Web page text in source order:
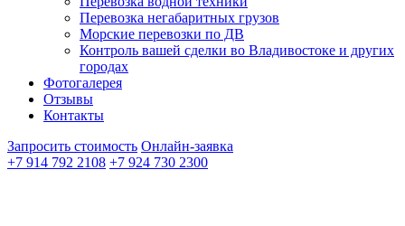
Перевозка негабаритных грузов
Морские перевозки по ДВ
Контроль вашей сделки во Владивостоке и других
городах
Фотогалерея
Отзывы
Контакты
Запросить стоимость Онлайн-заявка
+7 914 792 2108 +7 924 730 2300